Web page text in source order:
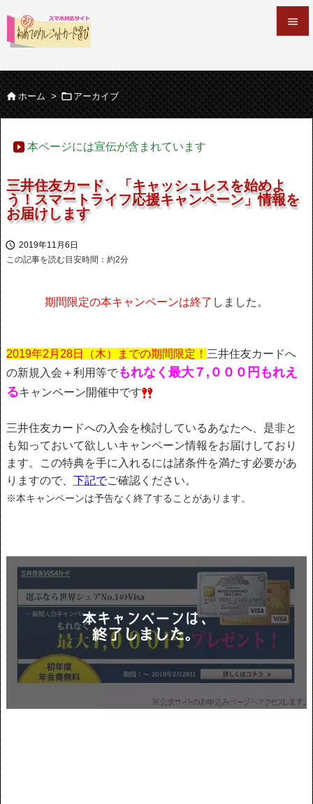


サイド

ホーム >  アーカイブ
本ページには宣伝が含まれています
三井住友カード、「キャッシュレスを始めよ
う！スマートライフ応援キャンペーン」情報を
お届けします
 2019年11月6日
この記事を読む目安時間：約2分
期間限定の本キャンペーンは終了 しました。
2019年2月28日（木）までの期間限定！ 三井住友カードへ
の新規入会＋利用等でもれなく最大７,０００円もれえ
るキャンペーン開催中です
三井住友カードへの入会を検討しているあなたへ、是非と
も知っておいて欲しいキャンペーン情報をお届けしており
ます。この特典を手に入れるには諸条件を満たす必要があ
りますので、 下記でご確認ください。
※本キャンペーンは予告なく終了することがあります。